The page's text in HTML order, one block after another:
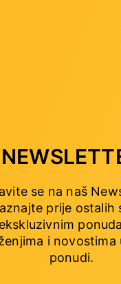
se na naš
prije ostalih
ekskluzivnim
i novostima
ponudi.